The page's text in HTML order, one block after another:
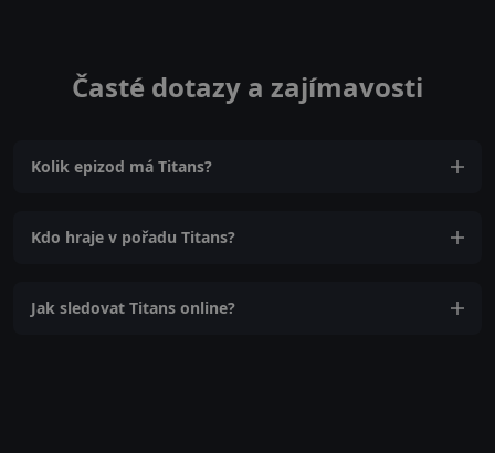
Časté dotazy a zajímavosti
Kolik epizod má Titans?
Kdo hraje v pořadu Titans?
Jak sledovat Titans online?